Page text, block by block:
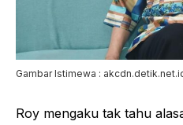
Gambar Istimewa :
Roy mengaku tak tahu